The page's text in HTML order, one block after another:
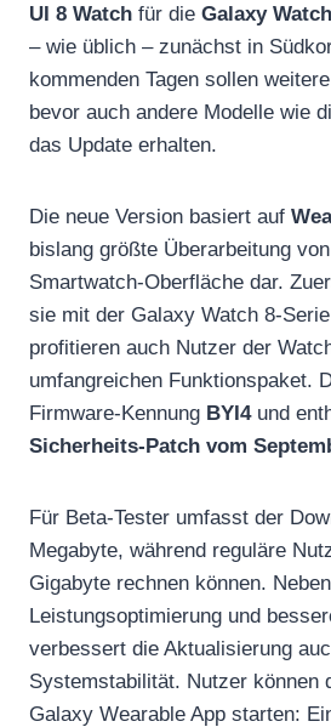
UI 8 Watch für die Galaxy
– wie üblich – zunächst in
kommenden Tagen sollen
bevor auch andere Modelle wie
das Update erhalten.
Die neue Version basiert auf
bislang größte Überarbeitung
Smartwatch-Oberfläche dar.
sie mit der Galaxy Watch 8-
profitieren auch Nutzer der
umfangreichen Funktionspaket.
Firmware-Kennung BYI4und
Sicherheits-Patch vom
Für Beta-Tester umfasst der
Megabyte, während reguläre
Gigabyte rechnen können.
Leistungsoptimierung und
verbessert die Aktualisierung
Systemstabilität. Nutzer können
Galaxy Wearable App starten: